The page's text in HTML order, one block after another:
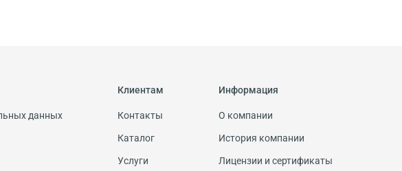
данных
Клиентам
Контакты
Каталог
Услуги
Информация
О компании
История компании
Лицензии и сертификаты